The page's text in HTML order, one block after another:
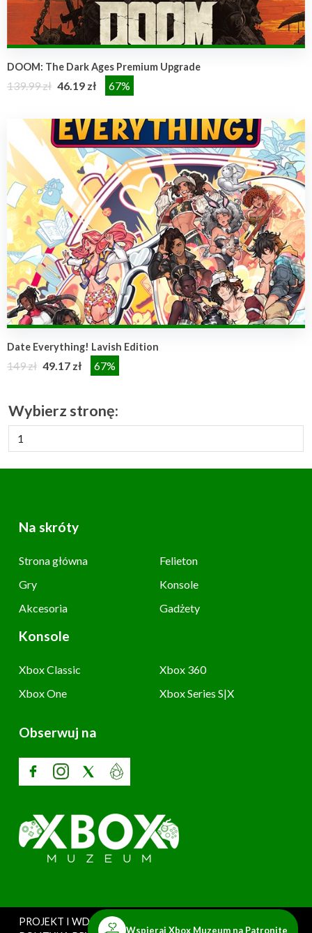
DOOM: The Dark Ages Premium Upgrade
139.99 zł 46.19 zł 67%
Date Everything! Lavish Edition
149 zł 49.17 zł 67%
Wybierz stronę:
Na skróty
Strona główna
Felieton
Gry
Konsole
Akcesoria
Gadżety
Konsole
Xbox Classic
Xbox 360
Xbox One
Xbox Series S|X
Obserwuj na
PROJEKT I WDROŻENIE: SZARY UŻYTKOWNIK
Wspieraj Xbox Muzeum na Patronite